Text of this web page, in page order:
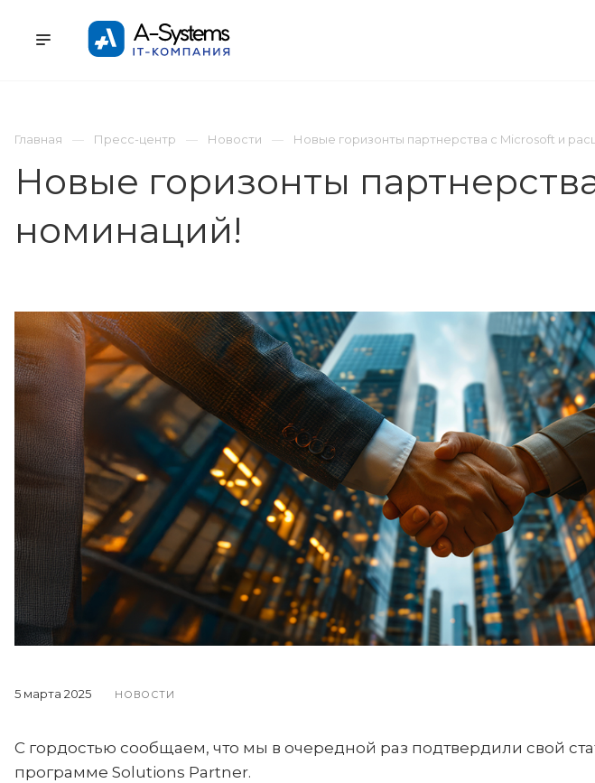
Главная
Пресс-центр Новости Новые горизонты партнерства с Microsoft и
Новые горизонты
номинаций!
5 марта 2025 НОВОСТИ
С гордостью сообщаем, что мы в очередной раз подтвердили свой
программе Solutions Partner.